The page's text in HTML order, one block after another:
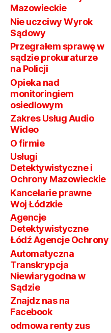
Mazowieckie
Nie uczciwy Wyrok
Sądowy
Przegrałem sprawę w
sądzie prokuraturze
na Policji
Opieka nad
monitoringiem
osiedlowym
Zakres Usług Audio
Wideo
O firmie
Usługi
Detektywistyczne i
Ochrony Mazowieckie
Kancelarie prawne
Woj Łódzkie
Agencje
Detektywistyczne
Łódź Agencje Ochrony
Automatyczna
Transkrypcja
Niewiarygodna w
Sądzie
Znajdz nas na
Facebook
odmowa renty zus